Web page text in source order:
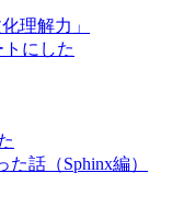
理解力」
トにした
話（Sphinx編）